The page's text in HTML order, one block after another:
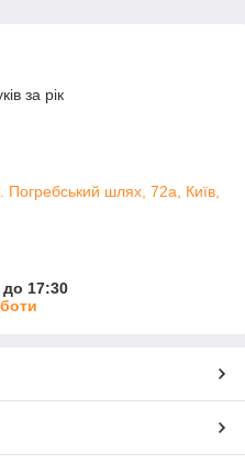
за рік
Погребський шлях, 72а, Київ,
до 17:30